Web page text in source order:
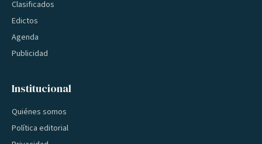
Clasificados
Edictos
Agenda
Publicidad
Institucional
Quiénes somos
Política editorial